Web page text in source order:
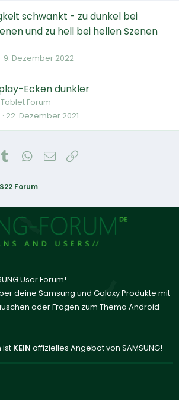
schwankt - zu dunkel bei
und zu hell bei hellen Szenen
9. Dezember 2022
Ecken dunkler
Forum
22. Dezember 2021
Tumblr WhatsApp
E-Mail
Forum
User Forum!
deine Samsung und Galaxy Produkte mit
oder Fragen zum Thema Android
ist KEIN offizielles Angebot von SAMSUNG!